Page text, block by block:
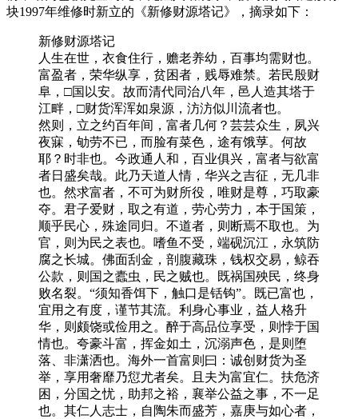
块1997年维修时新立的《新修财源塔记》，摘录如下：
新修财源塔记
人生在世，衣食住行，赡老养幼，百事均需财也。
富盈者，荣华纵享，贫困者，贱辱难禁。若民殷财
阜，□国以安。故而清代同治八年，邑人造其塔于
江畔，□财货浑浑如泉源，汸汸似川流者也。
然则，立之约百年间，富者几何？芸芸众生，夙兴
夜寐，劬劳不已，而脸有菜色，途有饿莩。何故
耶？时非也。今政通人和，百业俱兴，富者与欲富
者日盛矣哉。此乃天道人情，华兴之吉征，无几非
也。然求富者，不可为财所役，唯财是尊，巧取豪
夺。君子爱财，取之有道，劳心劳力，本于国策，
顺乎民心，殊途同归。不道者，则断焉不取也。为
官，则为民之表也。嗜鱼不受，端砚沉江，永筑防
腐之长城。佛面刮金，剖腹藏珠，钱权交易，鲸吞
公款，则国之蠹虫，民之贼也。既祸国殃民，终身
败名裂。“须知香饵下，触口是铦钩”。既已富也，
宜用之有度，谨节其流。利身心事业，益人格升
华，则颇饶或俭用之。醉于高品位享受，则悖于国
情也。夸豪斗富，挥金如土，沉溺声色，是则堕
落、非潇洒也。海外一首富则曰：诚创财货为圣
举，享用奢靡乃愆尤者矣。且夫为富宜仁。扶危济
困，分国之忧，助邦之裕，襄举公益之事，不一足
也。其仁人志士，自陶朱而盛芳，嘉庚与如心者，